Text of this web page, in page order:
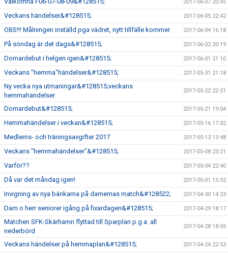
2017-06-07 20:45
Veckans händelser&#128515; 2017-06-05 22:42
OBS!!! Målningen inställd pga vädret, nytt tillfälle kommer 2017-06-04 16:18
På söndag är det dags&#128515; 2017-06-02 20:19
Domardebut i helgen igen&#128515; 2017-06-01 21:10
Veckans "hemma"händelser&#128515; 2017-05-31 21:18
Ny vecka nya utmaningar&#128515;veckans
hemmahändelser
2017-05-22 22:51
Domardebut&#128515; 2017-05-21 19:04
Hemmahändelser i veckan&#128515; 2017-05-16 17:02
Medlems- och träningsavgifter 2017 2017-05-13 13:48
Veckans "hemmahändelser"&#128515; 2017-05-08 23:21
Varför?? 2017-05-04 22:40
Då var det måndag igen! 2017-05-01 15:52
Invigning av nya bänkarna på damernas match&#128522; 2017-04-30 14:23
Dam o herr seniorer igång på fixardagen&#128515; 2017-04-29 18:17
Matchen SFK-Skärhamn flyttad till Sparplan p.g.a. all
nederbörd
2017-04-28 18:05
Veckans händelser på hemmaplan&#128515; 2017-04-24 22:53